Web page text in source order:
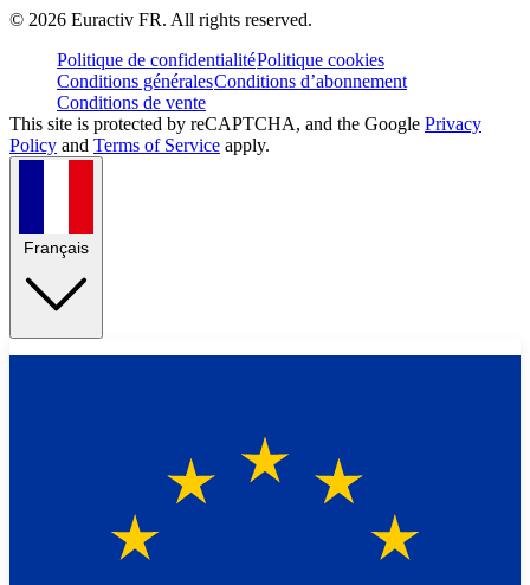
© 2026 Euractiv FR. All rights reserved.
Politique de confidentialitéPolitique cookies
Conditions généralesConditions d’abonnement
Conditions de vente
This site is protected by reCAPTCHA, and the Google Privacy
Policy and Terms of Service apply.
Français